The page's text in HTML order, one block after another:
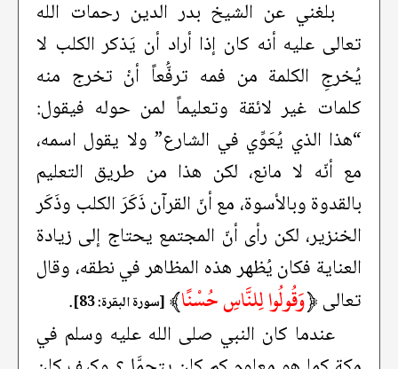
بلغني عن الشيخ بدر الدين رحمات الله
تعالى عليه أنه كان إذا أراد أن يَذكر الكلب لا
يُخرجِ الكلمة من فمه ترفُّعاً أنْ تخرج منه
كلمات غير لائقة وتعليماً لمن حوله فيقول:
“هذا الذي يُعَوِّي في الشارع” ولا يقول اسمه،
مع أنّه لا مانع، لكن هذا من طريق التعليم
بالقدوة وبالأسوة، مع أنّ القرآن ذَكَرَ الكلب وذَكَر
الخنزير، لكن رأى أنّ المجتمع يحتاج إلى زيادة
العناية فكان يُظهر هذه المظاهر في نطقه، وقال
تعالى﴿وَقُولُوا لِلنَّاسِ حُسْنًا﴾ [سورة البقرة: 83]
.
عندما كان النبي صلى الله عليه وسلم في